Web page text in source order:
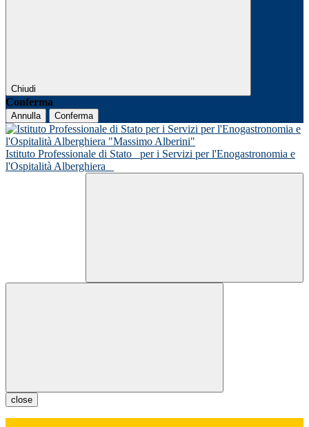
Chiudi
Conferma
Annulla Conferma
Istituto Professionale di Stato
per i Servizi per l'Enogastronomia e
l'Ospitalità Alberghiera
close